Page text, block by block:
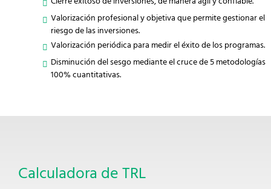
Valorización profesional y objetiva que permite gestionar el
riesgo de las inversiones.
Valorización periódica para medir el éxito de los programas.
Disminución del sesgo mediante el cruce de 5 metodologías
100% cuantitativas.
Calculadora de TRL